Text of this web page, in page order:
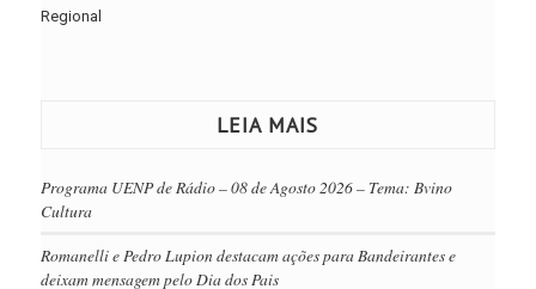
Regional
LEIA MAIS
Programa UENP de Rádio – 08 de Agosto 2026 – Tema: Bvino
Cultura
Romanelli e Pedro Lupion destacam ações para Bandeirantes e
deixam mensagem pelo Dia dos Pais